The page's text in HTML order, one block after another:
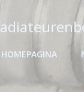
HOMEPAGINA